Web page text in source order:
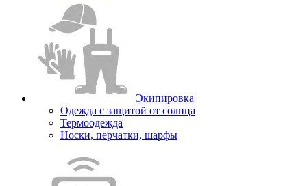
Экипировка
Одежда с защитой от солнца
Термоодежда
Носки, перчатки, шарфы